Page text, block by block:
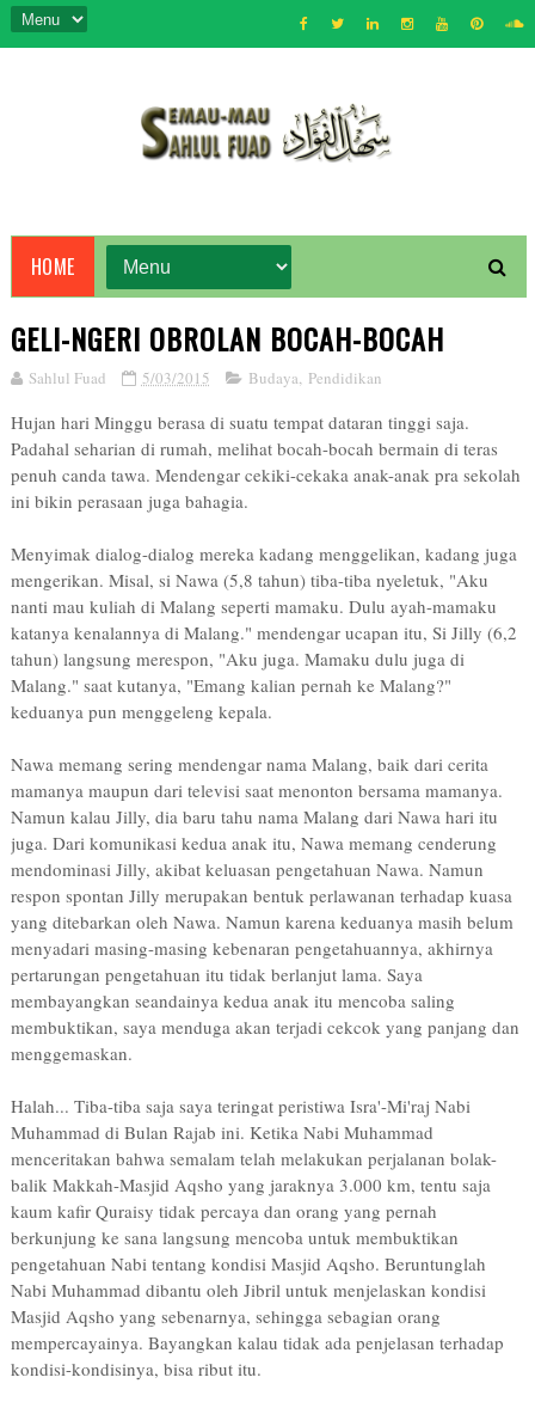
HOME
GELI-NGERI OBROLAN BOCAH-BOCAH
Sahlul Fuad 5/03/2015 Budaya, Pendidikan
Hujan hari Minggu berasa di suatu tempat dataran tinggi saja.
Padahal seharian di rumah, melihat bocah-bocah bermain di teras
penuh canda tawa. Mendengar cekiki-cekaka anak-anak pra sekolah
ini bikin perasaan juga bahagia.
Menyimak dialog-dialog mereka kadang menggelikan, kadang juga
mengerikan. Misal, si Nawa (5,8 tahun) tiba-tiba nyeletuk, "Aku
nanti mau kuliah di Malang seperti mamaku. Dulu ayah-mamaku
katanya kenalannya di Malang." mendengar ucapan itu, Si Jilly (6,2
tahun) langsung merespon, "Aku juga. Mamaku dulu juga di
Malang." saat kutanya, "Emang kalian pernah ke Malang?"
keduanya pun menggeleng kepala.
Nawa memang sering mendengar nama Malang, baik dari cerita
mamanya maupun dari televisi saat menonton bersama mamanya.
Namun kalau Jilly, dia baru tahu nama Malang dari Nawa hari itu
juga. Dari komunikasi kedua anak itu, Nawa memang cenderung
mendominasi Jilly, akibat keluasan pengetahuan Nawa. Namun
respon spontan Jilly merupakan bentuk perlawanan terhadap kuasa
yang ditebarkan oleh Nawa. Namun karena keduanya masih belum
menyadari masing-masing kebenaran pengetahuannya, akhirnya
pertarungan pengetahuan itu tidak berlanjut lama. Saya
membayangkan seandainya kedua anak itu mencoba saling
membuktikan, saya menduga akan terjadi cekcok yang panjang dan
menggemaskan.
Halah... Tiba-tiba saja saya teringat peristiwa Isra'-Mi'raj Nabi
Muhammad di Bulan Rajab ini. Ketika Nabi Muhammad
menceritakan bahwa semalam telah melakukan perjalanan bolak-
balik Makkah-Masjid Aqsho yang jaraknya 3.000 km, tentu saja
kaum kafir Quraisy tidak percaya dan orang yang pernah
berkunjung ke sana langsung mencoba untuk membuktikan
pengetahuan Nabi tentang kondisi Masjid Aqsho. Beruntunglah
Nabi Muhammad dibantu oleh Jibril untuk menjelaskan kondisi
Masjid Aqsho yang sebenarnya, sehingga sebagian orang
mempercayainya. Bayangkan kalau tidak ada penjelasan terhadap
kondisi-kondisinya, bisa ribut itu.